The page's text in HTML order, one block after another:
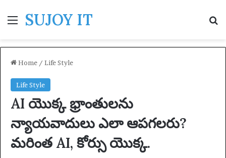
Menu
SUJOY IT
Home / Life Style
Life Style
AI యొక్క భ్రాంతులను
న్యాయవాదులు ఎలా ఆపగలరు?
మరింత AI, కోర్సు యొక్క.